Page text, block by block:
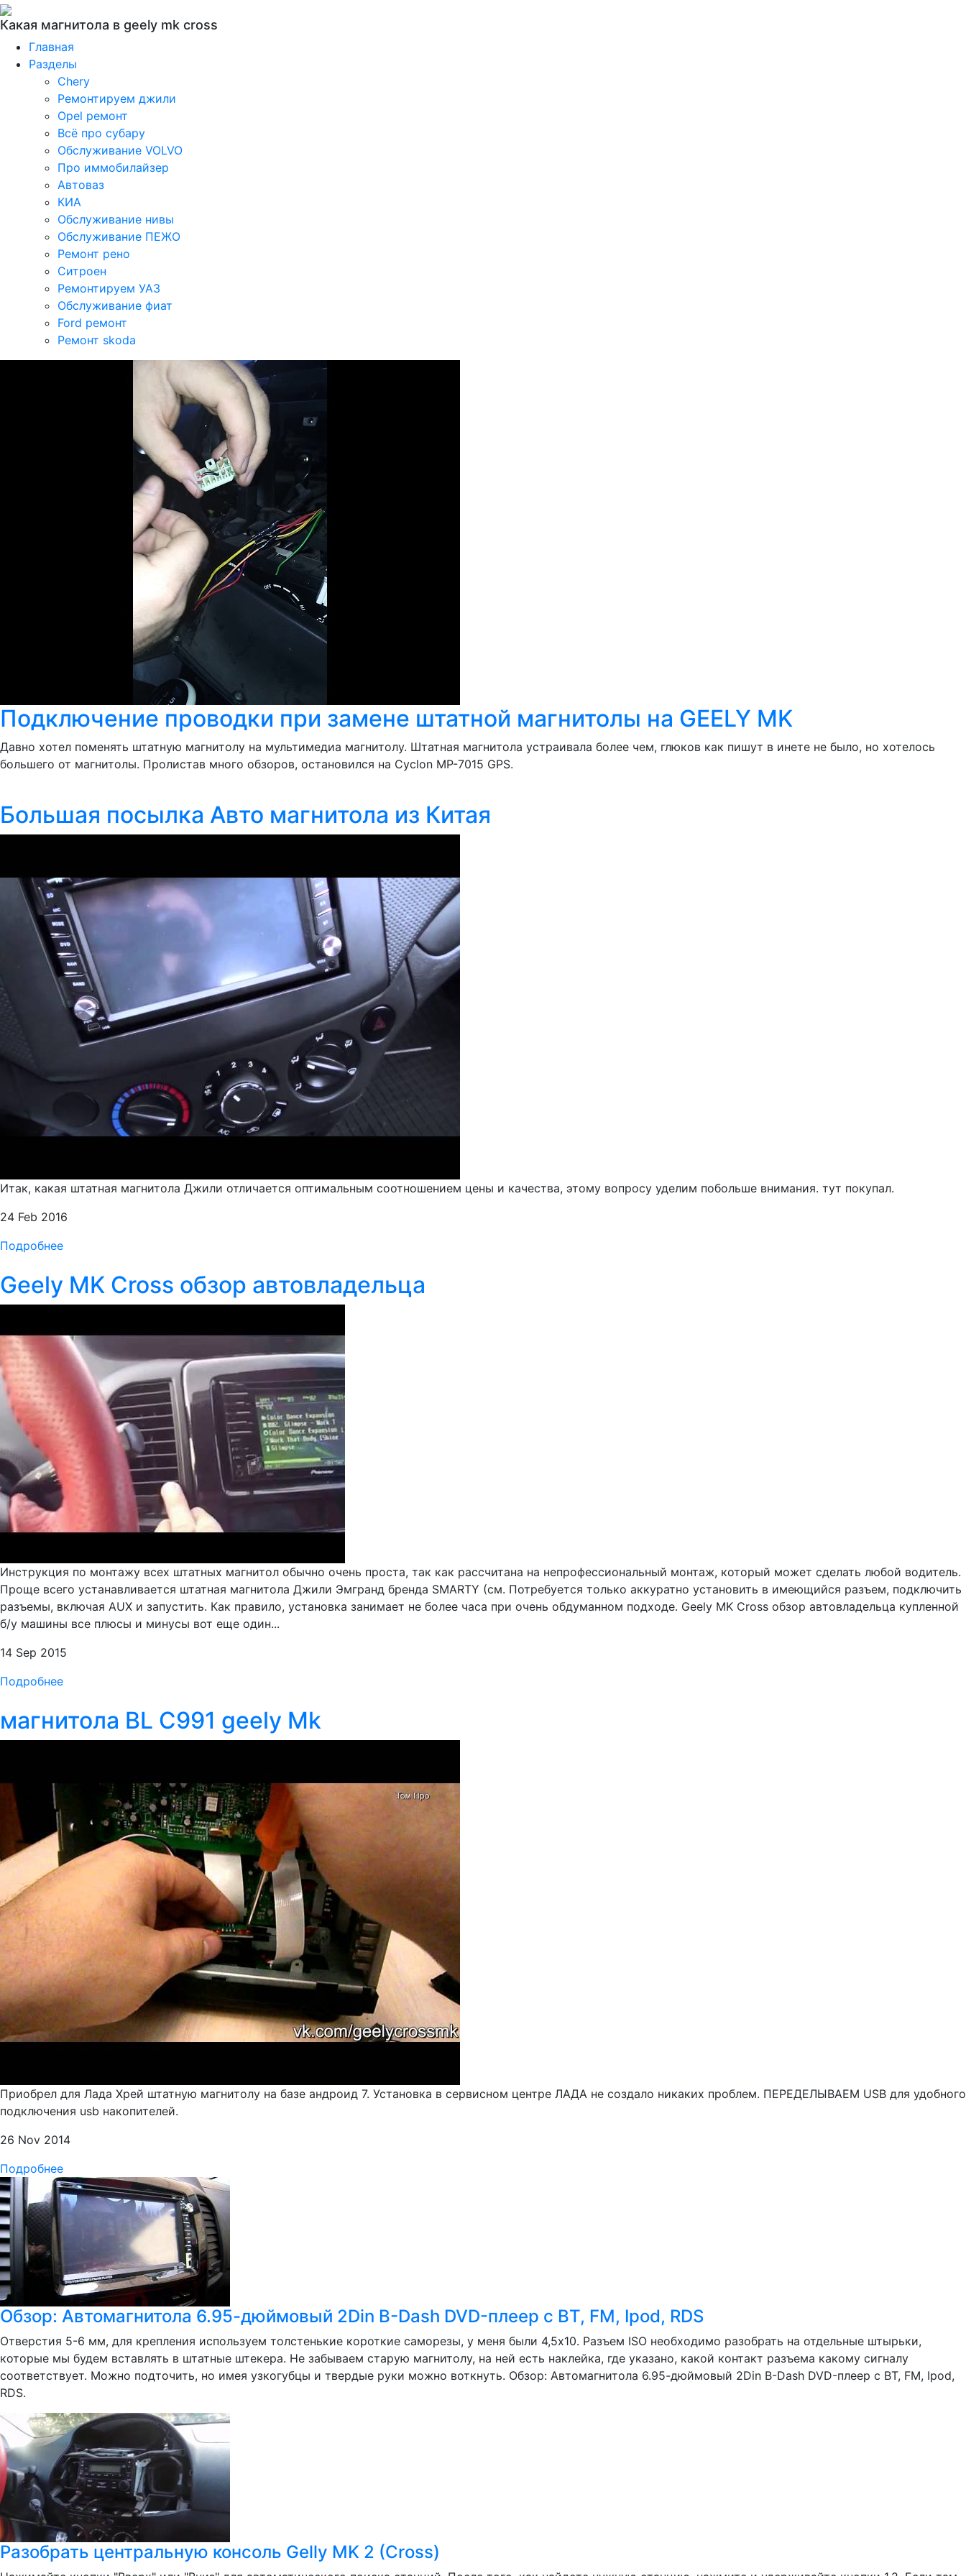
Какая магнитола в geely mk cross
Главная
Разделы
Chery
Ремонтируем джили
Opel ремонт
Всё про субару
Обслуживание VOLVO
Про иммобилайзер
Автоваз
КИА
Обслуживание нивы
Обслуживание ПЕЖО
Ремонт рено
Ситроен
Ремонтируем УАЗ
Обслуживание фиат
Ford ремонт
Ремонт skoda
Подключение проводки при замене штатной магнитолы на GEELY MK
Давно хотел поменять штатную магнитолу на мультимедиа магнитолу. Штатная магнитола устраивала более чем, глюков как пишут в инете не было, но хотелось
большего от магнитолы. Пролистав много обзоров, остановился на Cyclon MP-7015 GPS.
Большая посылка Авто магнитола из Китая
Итак, какая штатная магнитола Джили отличается оптимальным соотношением цены и качества, этому вопросу уделим побольше внимания. тут покупал.
24 Feb 2016
Подробнее
Geely MK Cross обзор автовладельца
Инструкция по монтажу всех штатных магнитол обычно очень проста, так как рассчитана на непрофессиональный монтаж, который может сделать любой водитель.
Проще всего устанавливается штатная магнитола Джили Эмгранд бренда SMARTY (см. Потребуется только аккуратно установить в имеющийся разъем, подключить
разъемы, включая AUX и запустить. Как правило, установка занимает не более часа при очень обдуманном подходе. Geely MK Cross обзор автовладельца купленной
б/у машины все плюсы и минусы вот еще один...
14 Sep 2015
Подробнее
магнитола BL C991 geely Mk
Приобрел для Лада Хрей штатную магнитолу на базе андроид 7. Установка в сервисном центре ЛАДА не создало никаких проблем. ПЕРЕДЕЛЫВАЕМ USB для удобного
подключения usb накопителей.
26 Nov 2014
Подробнее
Обзор: Автомагнитола 6.95-дюймовый 2Din В-Dash DVD-плеер с BT, FM, Ipod, RDS
Отверстия 5-6 мм, для крепления используем толстенькие короткие саморезы, у меня были 4,5х10. Разъем ISO необходимо разобрать на отдельные штырьки,
которые мы будем вставлять в штатные штекера. Не забываем старую магнитолу, на ней есть наклейка, где указано, какой контакт разъема какому сигналу
соответствует. Можно подточить, но имея узкогубцы и твердые руки можно воткнуть. Обзор: Автомагнитола 6.95-дюймовый 2Din В-Dash DVD-плеер с BT, FM, Ipod,
RDS.
Разобрать центральную консоль Gelly MK 2 (Cross)